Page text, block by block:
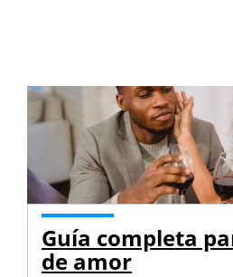
Guía completa
de amor